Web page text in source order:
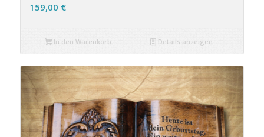
159,00 €
In den Warenkorb Details anzeigen